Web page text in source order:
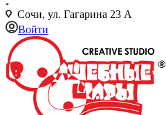
Сочи, ул. Гагарина 23 А
Войти